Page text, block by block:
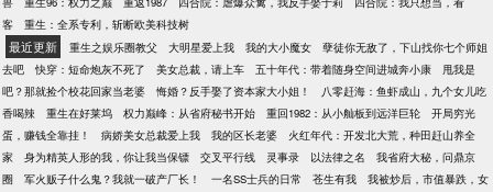
客
重生：全系专利，斩断欧美科技树
最近更新 重生之娱乐圈教父 大明星爱上我 我的大小魔女
孽徒你无敌了，下山找你七个师姐
去吧
快穿：短命炮灰不死了 美女总裁，请上车 五十年代：带着随身空间进城奔小康
甩我是
吧？那就捡个校花回家当老婆
悔婚？反手娶了资本家大小姐！
八零赶海：鱼虾成山，九个女儿吃
香喝辣
重生在好莱坞 权力巅峰：从省府秘书开始 重回1982：从小舢板到远洋巨轮
开局穷光
蛋，赚钱全靠挂！
病娇美女总裁爱上我 我的区长老婆
火红年代：开发北大荒，种田赶山养全
家
身为精英人形的我，你让我当保镖 交叉平行线 灵事录 以法律之名
我省府大秘，问鼎京
圈
军火贩子什么鬼？我就一破产厂长！ 一名SS士兵的日常 苍生有我
我被炒后，市值暴跌，女